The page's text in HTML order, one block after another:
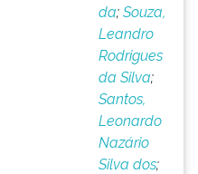
da;Souza,
Leandro
Rodrigues
da Silva;
Santos,
Leonardo
Nazário
Silva dos;